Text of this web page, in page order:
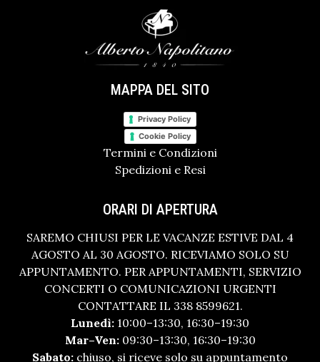
MAPPA DEL SITO
Privacy Policy
Cookie Policy
Termini e Condizioni
Spedizioni e Resi
ORARI DI APERTURA
SAREMO CHIUSI PER LE VACANZE ESTIVE DAL 4
AGOSTO AL 30 AGOSTO. RICEVIAMO SOLO SU
APPUNTAMENTO. PER APPUNTAMENTI, SERVIZIO
CONCERTI O COMUNICAZIONI URGENTI
CONTATTARE IL 338 8599621.
Lunedì: 10:00–13:30, 16:30–19:30
Mar–Ven:09:30–13:30, 16:30–19:30
Sabato: chiuso, si riceve solo su appuntamento